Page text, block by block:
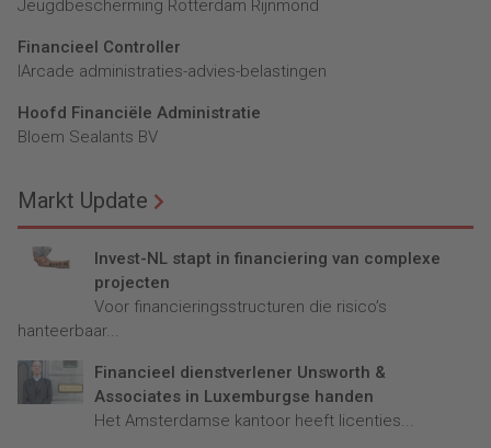
Jeugdbescherming Rotterdam Rijnmond
Financieel Controller
lArcade administraties-advies-belastingen
Hoofd Financiële Administratie
Bloem Sealants BV
Markt Update
Invest-NL stapt in financiering van complexe
projecten
Voor financieringsstructuren die risico’s
hanteerbaar...
Financieel dienstverlener Unsworth &
Associates in Luxemburgse handen
Het Amsterdamse kantoor heeft licenties...